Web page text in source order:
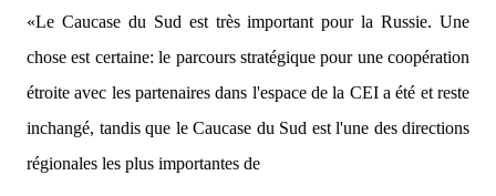
«Le Caucase du Sud est très important pour la Russie. Une
chose est certaine: le parcours stratégique pour une coopération
étroite avec les partenaires dans l'espace de la CEI a été et reste
inchangé, tandis que le Caucase du Sud est l'une des directions
régionales les plus importantes de